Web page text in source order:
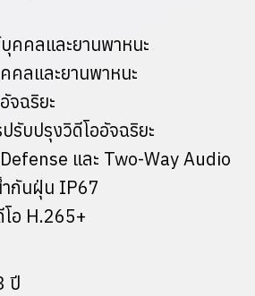
บุคคลและยานพาหนะ
คลและยานพาหนะ
จฉริยะ
ปรับปรุงวิดีโออัจฉริยะ
และ Two-Way Audio
กันฝุ่น IP67
โอ H.265+
ปี